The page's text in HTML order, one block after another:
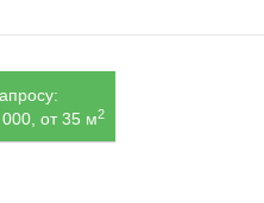
от 35 м2